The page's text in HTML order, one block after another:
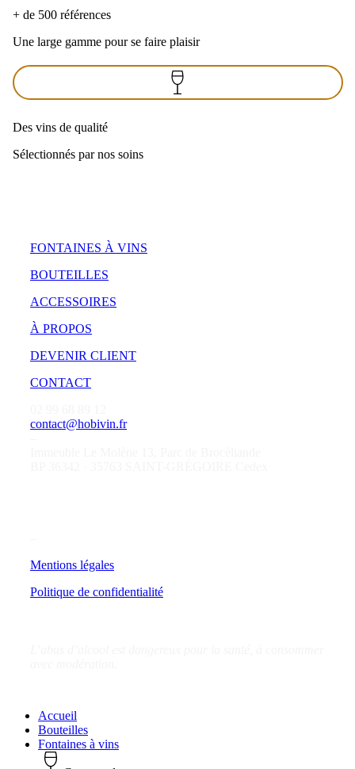
+ de 500 références
Une large gamme pour se faire plaisir
Des vins de qualité
Sélectionnés par nos soins
FONTAINES À VINS
BOUTEILLES
ACCESSOIRES
À PROPOS
DEVENIR CLIENT
CONTACT
contact@hobivin.fr
Mentions légales
Politique de confidentialité
Close
Menu
Accueil
Bouteilles
Fontaines à vins